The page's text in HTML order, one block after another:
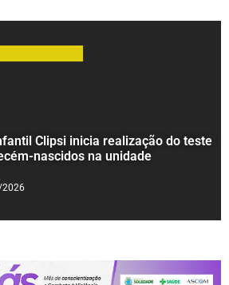
Clipsi inicia realização do teste
nascidos na unidade